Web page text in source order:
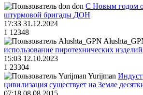
don С Новым годом
штурмовой бригады ДОН
17:33 31.12.2024
1 12348
использование пиротехнических изделий
15:03 12.10.2023
1 23304
Yurijman
цивилизация существует на Земле